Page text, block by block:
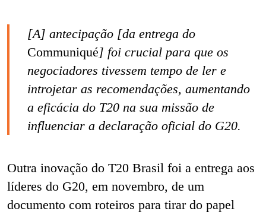
[A] antecipação [da entrega do
Communiqué] foi crucial para que os
negociadores tivessem tempo de ler e
introjetar as recomendações, aumentando
a eficácia do T20 na sua missão de
influenciar a declaração oficial do G20.
Outra inovação do T20 Brasil foi a entrega aos
líderes do G20, em novembro, de um
documento com roteiros para tirar do papel